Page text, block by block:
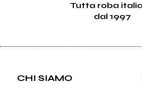
Tutta roba
dal 1997
CHI SIAMO